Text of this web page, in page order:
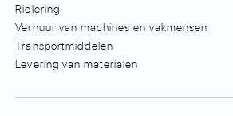
Riolering
Verhuur van machines en vakmensen
Transportmiddelen
Levering van materialen